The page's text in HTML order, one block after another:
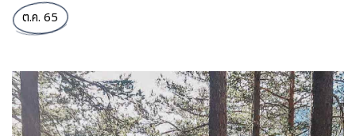
ต.ค. 65